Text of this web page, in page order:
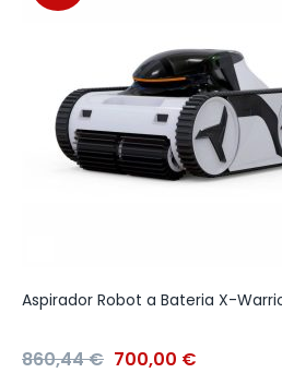
Aspirador Robot a Bateria X-
860,44€ 700,00 €